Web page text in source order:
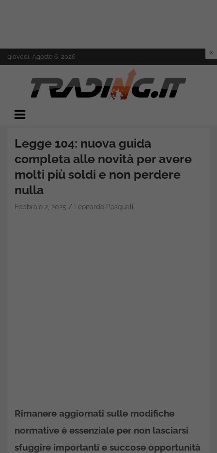
Skip
to
giovedì, Agosto 6, 2026
Trading.it
Legge 104: nuova guida
completa alle novità per avere
molti più soldi e non perdere
nulla
Febbraio 2, 2025 Leonardo Pasquali
Rimanere aggiornati sulle modifiche
normative è essenziale per non lasciarsi
sfuggire importanti e succose opportunità